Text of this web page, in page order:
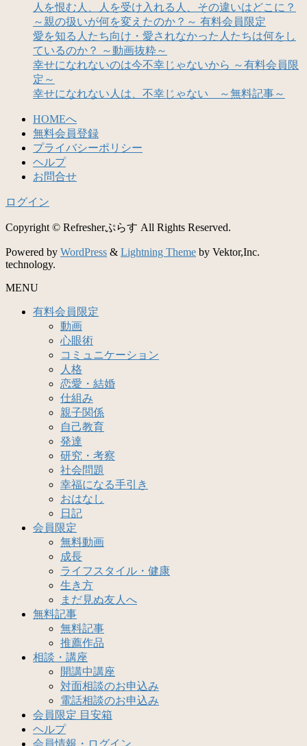
人を恨む人、人を受け入れる人、その違いはどこに？
～親の扱いが何を変えたのか？～ 有料会員限定
愛を知る人たち向け・愛されなかった人たちは何をし
ているのか？ ～動画抜粋～
幸せになれないのは今不幸じゃないから ～有料会員限
定～
幸せになれない人は、不幸じゃない ～無料記事～
HOMEへ
無料会員登録
プライバシーポリシー
ヘルプ
お問合せ
ログイン
Copyright © Refresherぷらす All Rights Reserved.
Powered by WordPress & Lightning Theme by Vektor,Inc.
technology.
MENU
有料会員限定
動画
心眼術
コミュニケーション
人格
恋愛・結婚
仕組み
親子関係
自己教育
発達
研究・考察
社会問題
幸福になる手引き
おはなし
日記
会員限定
無料動画
成長
ライフスタイル・健康
生き方
まだ見ぬ友人へ
無料記事
無料記事
推薦作品
相談・講座
開講中講座
対面相談のお申込み
電話相談のお申込み
会員限定 目安箱
ヘルプ
会員情報・ログイン